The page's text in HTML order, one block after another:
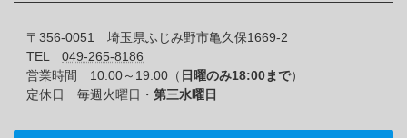
〒356-0051 埼玉県ふじみ野市亀久保1669-2
TEL 049-265-8186
営業時間 10:00～19:00（ 日曜のみ18:00まで）
定休日 毎週火曜日・ 第三水曜日